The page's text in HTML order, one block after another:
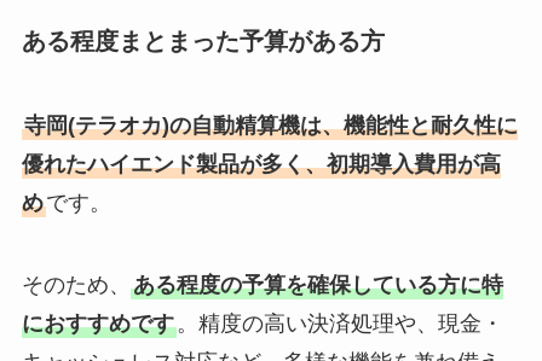
ある程度まとまった予算がある方
寺岡(テラオカ)の自動精算機は、機能性と耐久性に
優れたハイエンド製品が多く、初期導入費用が高
めです。
そのため、 ある程度の予算を確保している方に特
におすすめです。精度の高い決済処理や、現金・